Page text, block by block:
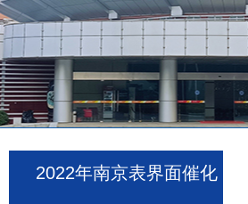
2022年南京表界面催化